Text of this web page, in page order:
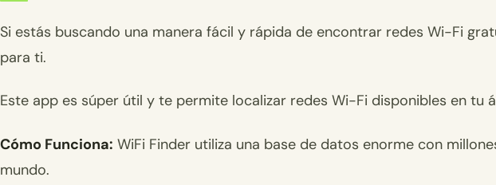
Si estás buscando una manera fácil y rápida de encontrar redes Wi-Fi
para ti.
Este app es súper útil y te permite localizar redes Wi-Fi disponibles en tu
Cómo Funciona: WiFi Finder utiliza una base de datos enorme con
mundo.